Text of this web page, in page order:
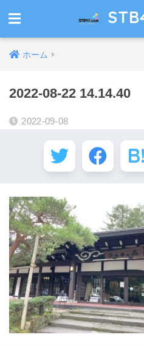
ホーム
2022-08-22 14.14.40
2022-09-08